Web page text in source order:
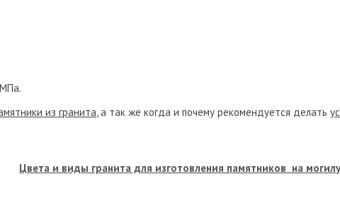
из гранита, а так же когда и почему рекомендуется делать
Цвета и виды гранита для изготовления памятников на